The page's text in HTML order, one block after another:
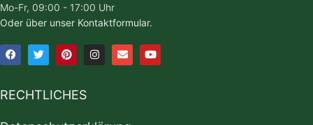
Mo-Fr, 09:00 - 17:00 Uhr
Oder über unser Kontaktformular.
RECHTLICHES